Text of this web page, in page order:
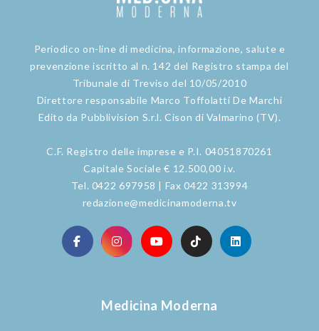
Periodico on-line di medicina, informazione, salute e
prevenzione iscritto al n. 142 del Registro stampa del
Tribunale di Treviso del 10/05/2010
Direttore responsabile Marco Toffolatti De Marchi
Edito da Pubblivision S.r.l. Cison di Valmarino (TV).
C.F. Registro delle imprese e P.I. 04051870261
Capitale Sociale € 12.500,00 i.v.
Tel. 0422 697958 | Fax 0422 313994
redazione@medicinamoderna.tv
Medicina Moderna